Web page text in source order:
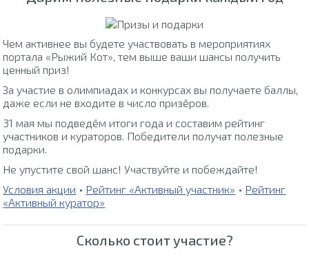
Чем активнее вы будете участвовать в мероприятиях
портала «Рыжий Кот», тем выше ваши шансы получить
ценный приз!
За участие в олимпиадах и конкурсах вы получаете баллы,
даже если не входите в число призёров.
31 мая мы подведём итоги года и составим рейтинг
участников и кураторов. Победители получат полезные
подарки.
Не упустите свой шанс! Участвуйте и побеждайте!
Условия акции • Рейтинг «Активный участник» • Рейтинг
«Активный куратор»
Сколько стоит участие?